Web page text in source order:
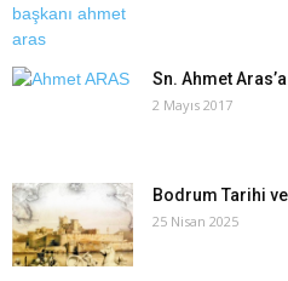
Sn. Ahmet
2 Mayıs 2017
Bodrum Tarihi
25 Nisan 2025